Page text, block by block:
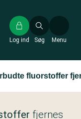
Søg
Log ind Menu
fluorstoffer
fjernes